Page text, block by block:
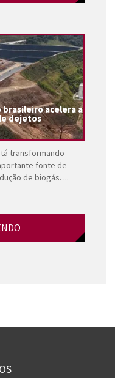
brasileiro acelera a
dejetos
transformando
fonte de
de biogás. ...